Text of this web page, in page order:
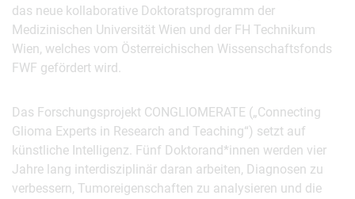
das neue kollaborative Doktoratsprogramm der
Medizinischen Universität Wien und der FH Technikum
Wien, welches vom Österreichischen Wissenschaftsfonds
FWF gefördert wird.
Das Forschungsprojekt CONGLIOMERATE („Connecting
Glioma Experts in Research and Teaching“) setzt auf
künstliche Intelligenz. Fünf Doktorand*innen werden vier
Jahre lang interdisziplinär daran arbeiten, Diagnosen zu
verbessern, Tumoreigenschaften zu analysieren und die